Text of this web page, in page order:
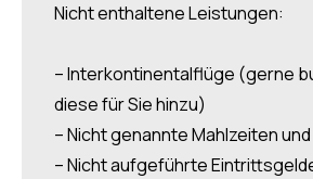
Nicht enthaltene Leistungen:
– Interkontinentalflüge (gerne
diese für Sie hinzu)
– Nicht genannte Mahlzeiten
– Nicht aufgeführte